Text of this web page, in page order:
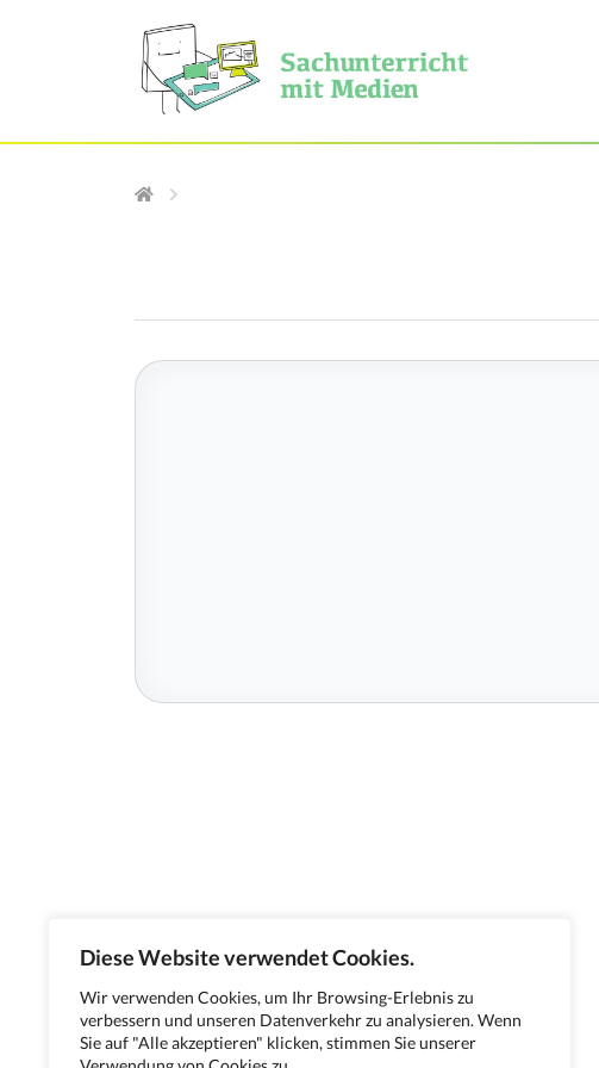
Diese Website verwendet Cookies.
Wir verwenden Cookies, um Ihr Browsing-Erlebnis zu
verbessern und unseren Datenverkehr zu analysieren. Wenn
Sie auf "Alle akzeptieren" klicken, stimmen Sie unserer